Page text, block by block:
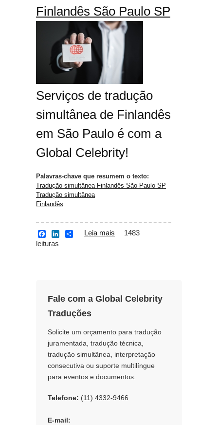
Finlandês São Paulo SP
Serviços de tradução
simultânea de Finlandês
em São Paulo é com a
Global Celebrity!
Palavras-chave que resumem o texto:
Tradução simultânea Finlandês São Paulo SP
Tradução simultânea
Finlandês
a
c
Leia mais sobre Tradução
1483
leituras
Fale com a Global Celebrity
Traduções
Solicite um orçamento para tradução
juramentada, tradução técnica,
tradução simultânea, interpretação
consecutiva ou suporte multilíngue
para eventos e documentos.
Telefone: (11) 4332-9466
E-mail: